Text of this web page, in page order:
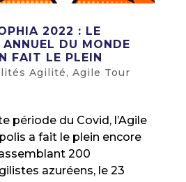
2022 : LE
DU MONDE
FAIT LE PLEIN
Agilité, Agile Tour
période du Covid, l’Agile
a fait le plein encore
200
azuréens, le 23